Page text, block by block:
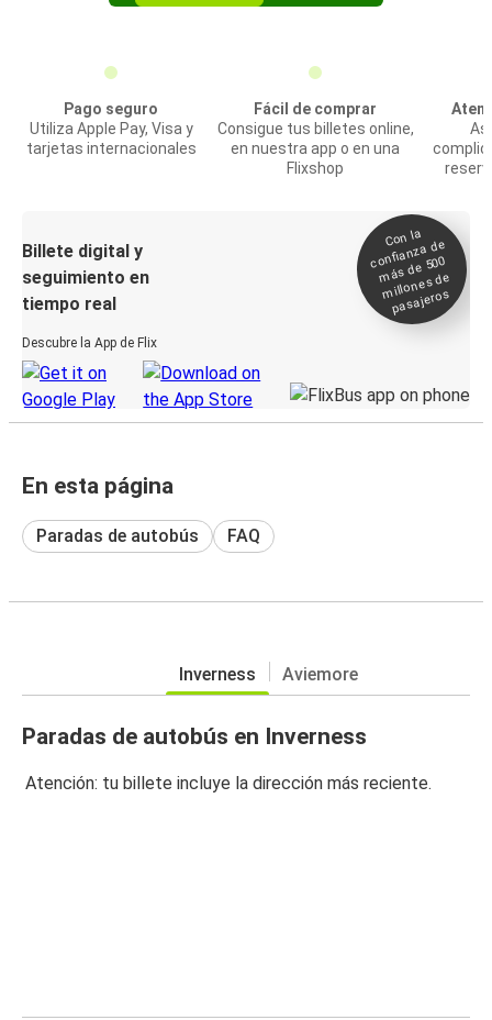
Pago seguro
Utiliza Apple Pay, Visa y
tarjetas internacionales
Fácil de comprar
Consigue tus billetes online,
en nuestra app o en una
Flixshop
Billete digital y
seguimiento en
tiempo real
Descubre la App de Flix
Con la
confianza de
más de 500
millones de
pasajeros
En esta página
Paradas de autobús FAQ
Inverness Aviemore
Paradas de autobús en Inverness
Atención: tu billete incluye la dirección más reciente.